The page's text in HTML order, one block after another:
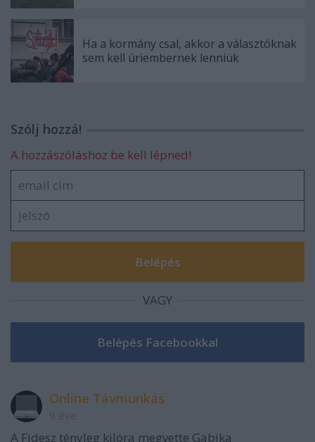
Ha a kormány csal, akkor a választóknak
sem kell úriembernek lenniük
Szólj hozzá!
A hozzászóláshoz be kell lépned!
VAGY
Online Távmunkás
A Fidesz tényleg kilóra megvette Gabika